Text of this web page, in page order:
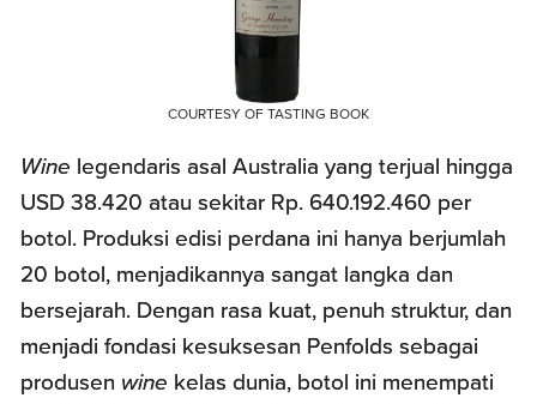
COURTESY OF TASTING BOOK
Wine legendaris asal Australia yang terjual hingga
USD 38.420 atau sekitar Rp. 640.192.460 per
botol. Produksi edisi perdana ini hanya berjumlah
20 botol, menjadikannya sangat langka dan
bersejarah. Dengan rasa kuat, penuh struktur, dan
menjadi fondasi kesuksesan Penfolds sebagai
produsen wine kelas dunia, botol ini menempati